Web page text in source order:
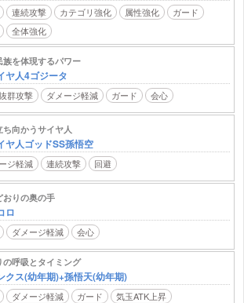
連続攻撃 カテゴリ強化 属性強化
ガード
全体強化
族を体現するパワー
ヤ人4ゴジータ
群攻撃 ダメージ軽減 ガード 会心
ち向かうサイヤ人
ヤ人ゴッドSS孫悟空
ジ軽減 連続攻撃 回避
おりの奥の手
ロ
ダメージ軽減 会心
の呼吸とタイミング
クス(幼年期)+孫悟天(幼年期)
ダメージ軽減 ガード
気玉ATK上昇